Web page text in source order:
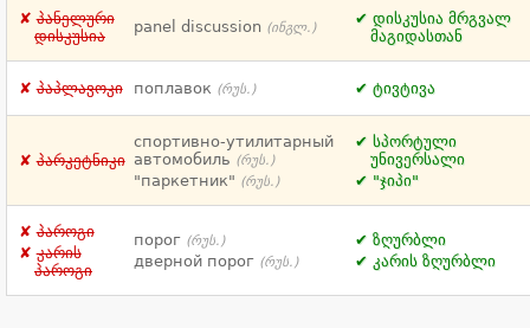
პანელური
დისკუსია
panel discussion (ინგლ.)
დისკუსია მრგვალ
მაგიდასთან
პაპლავოკი поплавок (რუს.) ტივტივა
პარკეტნიკი
спортивно-утилитарный
автомобиль (რუს.)
"паркетник" (რუს.)
სპორტული
უნივერსალი
"ჯიპი"
პაროგი
კარის
პაროგი
порог (რუს.)
дверной порог (რუს.)
ზღურბლი
კარის ზღურბლი